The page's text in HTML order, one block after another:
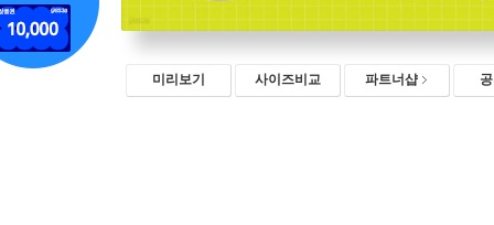
미리보기 사이즈비교 파트너샵